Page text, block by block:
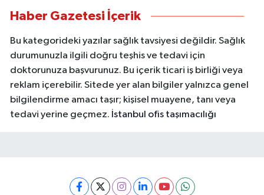
Haber Gazetesi İçerik
Bu kategorideki yazılar sağlık tavsiyesi değildir. Sağlık
durumunuzla ilgili doğru teşhis ve tedavi için
doktorunuza başvurunuz. Bu içerik ticari iş birliği veya
reklam içerebilir. Sitede yer alan bilgiler yalnızca genel
bilgilendirme amacı taşır; kişisel muayene, tanı veya
tedavi yerine geçmez. İstanbul ofis taşımacılığı